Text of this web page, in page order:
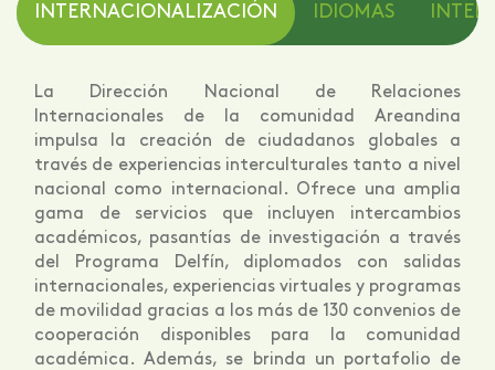
INTERNACIONALIZACIÓN IDIOMAS
La Dirección Nacional de Relaciones
Internacionales de la comunidad Areandina
impulsa la creación de ciudadanos globales a
través de experiencias interculturales tanto a nivel
nacional como internacional. Ofrece una amplia
gama de servicios que incluyen intercambios
académicos, pasantías de investigación a través
del Programa Delfín, diplomados con salidas
internacionales, experiencias virtuales y programas
de movilidad gracias a los más de 130 convenios de
cooperación disponibles para la comunidad
académica. Además, se brinda un portafolio de